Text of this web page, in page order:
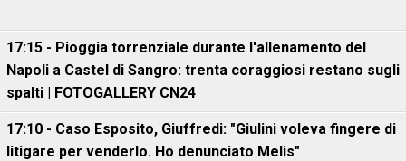
17:15 - Pioggia torrenziale durante l'allenamento del
Napoli a Castel di Sangro: trenta coraggiosi restano sugli
spalti | FOTOGALLERY CN24
17:10 - Caso Esposito, Giuffredi: "Giulini voleva fingere di
litigare per venderlo. Ho denunciato Melis"